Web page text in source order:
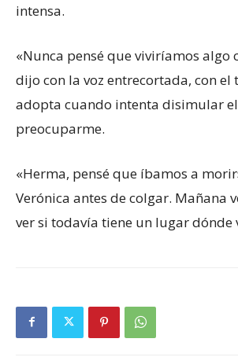
intensa.
«Nunca pensé que viviríamos algo
dijo con la voz entrecortada, con el
adopta cuando intenta disimular
preocuparme.
«Herma, pensé que íbamos a
Verónica antes de colgar. Mañana
ver si todavía tiene un lugar dónde